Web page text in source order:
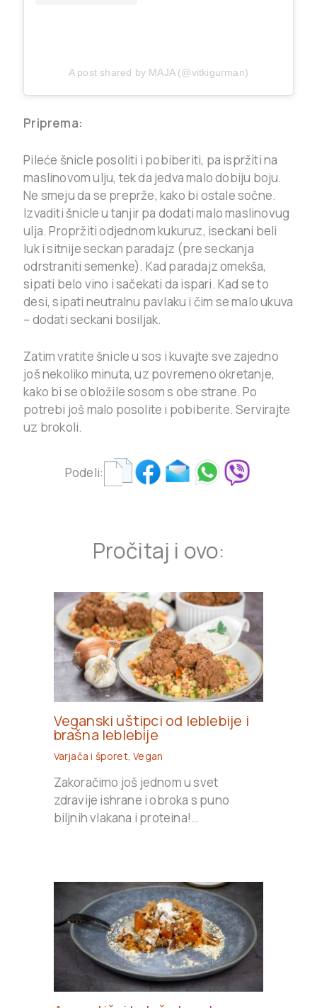
A post shared by MAJA (@vitkigurman)
Priprema:
Pileće šnicle posoliti i pobiberiti, pa ispržiti na
maslinovom ulju, tek da jedva malo dobiju boju.
Ne smeju da se preprže, kako bi ostale sočne.
Izvaditi šnicle u tanjir pa dodati malo maslinovug
ulja. Propržiti odjednom kukuruz, iseckani beli
luk i sitnije seckan paradajz (pre seckanja
odrstraniti semenke). Kad paradajz omekša,
sipati belo vino i sačekati da ispari. Kad se to
desi, sipati neutralnu pavlaku i čim se malo ukuva
– dodati seckani bosiljak.
Zatim vratite šnicle u sos i kuvajte sve zajedno
još nekoliko minuta, uz povremeno okretanje,
kako bi se obložile sosom s obe strane. Po
potrebi još malo posolite i pobiberite. Servirajte
uz brokoli.
Podeli:
Pročitaj i ovo:
Veganski uštipci od leblebije i
brašna leblebije
Varjača i šporet,Vegan
Zakoračimo još jednom u svet
zdravije ishrane i obroka s puno
biljnih vlakana i proteina!…